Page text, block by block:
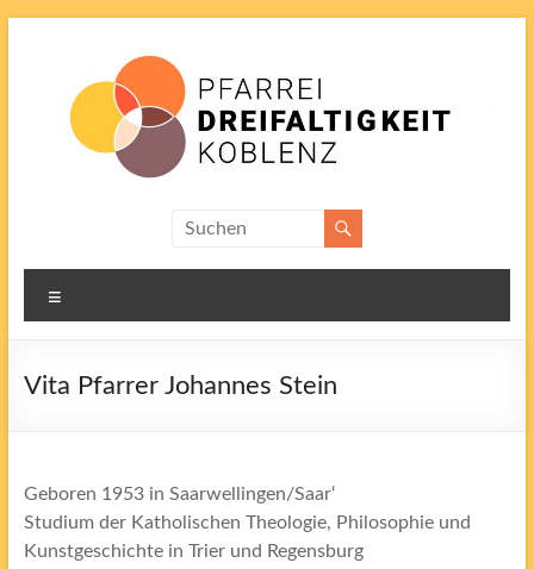
Dreifaltigkeit
Vita Pfarrer Johannes Stein
Geboren 1953 in Saarwellingen/Saar‘
Studium der Katholischen Theologie, Philosophie und
Kunstgeschichte in Trier und Regensburg